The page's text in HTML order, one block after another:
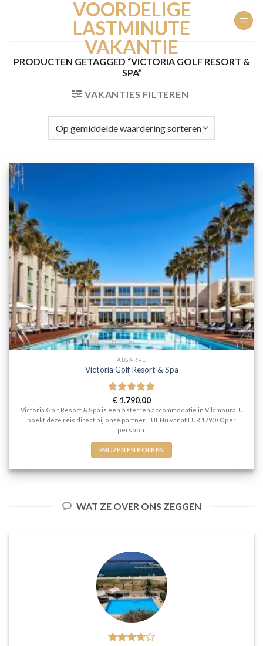
VOORDELIGE
LASTMINUTE
VAKANTIE
PRODUCTEN GETAGGED “VICTORIA GOLF RESORT &
SPA”
VAKANTIES FILTEREN
ALGARVE
Victoria Golf Resort & Spa
Gewaardeerd
5uit 5
€1.790,00
Victoria Golf Resort & Spa is een 5 sterren accommodatie in Vilamoura. U
boekt deze reis direct bij onze partner TUI. Nu vanaf EUR 1790.00 per
persoon.
PRIJZEN EN BOEKEN
WAT ZE OVER ONS ZEGGEN